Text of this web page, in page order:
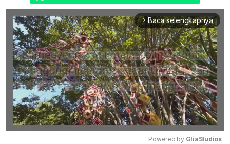
arrow_forward_ios Baca selengkapnya
Powered by GliaStudios